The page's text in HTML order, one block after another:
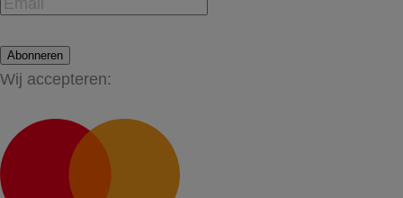
Abonneren
Wij accepteren: